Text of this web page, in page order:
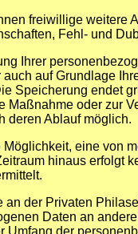
freiwillige weitere
Fehl- und
Ihrer
auch auf Grundlage
Speicherung endet
Maßnahme oder zur
deren Ablauf möglich.
Möglichkeit, eine von
hinaus erfolgt
an der Privaten
Daten an
Umfang der